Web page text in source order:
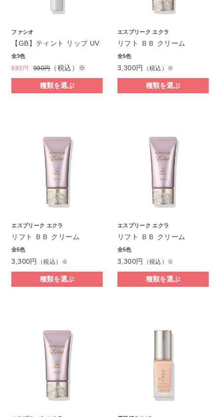
ファシオ
【GB】ティント リップ UV
全3色
693円 990円（税込）※
種類を選ぶ
エスプリーク エクラ
リフト ＢＢ クリーム
全5色
3,300円 （税込）※
種類を選ぶ
エスプリーク エクラ
リフト ＢＢ クリーム
全5色
3,300円 （税込）※
種類を選ぶ
エスプリーク エクラ
リフト ＢＢ クリーム
全5色
3,300円 （税込）※
種類を選ぶ